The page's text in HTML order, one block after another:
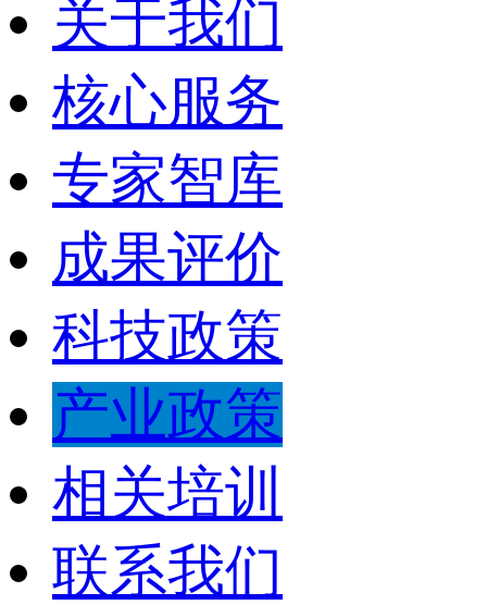
关于我们
核心服务
专家智库
成果评价
科技政策
产业政策
相关培训
联系我们